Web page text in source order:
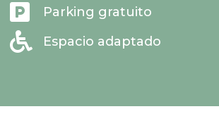
 Parking gratuito
 Espacio adaptado